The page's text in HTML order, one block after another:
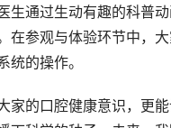
生通过生动有趣的科普
在参观与体验环节中，
统的操作。
家的口腔健康意识，更